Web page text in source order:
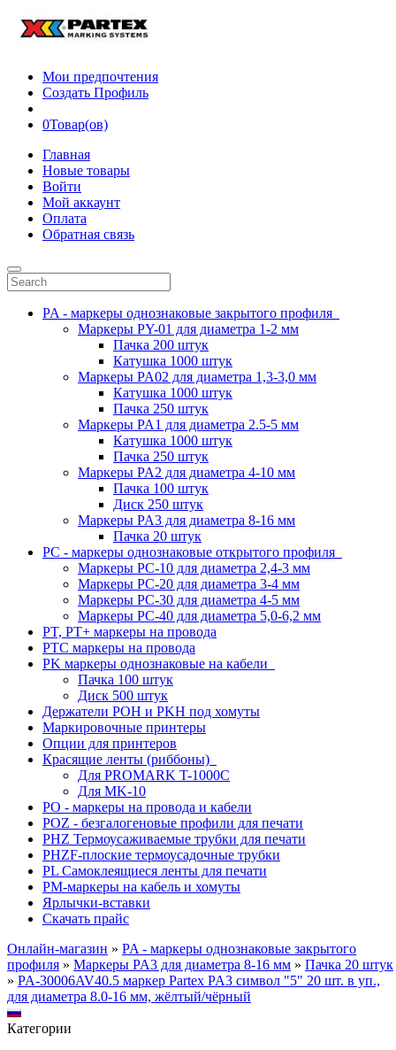
Мои предпочтения
Создать Профиль
0Товар(ов)
Главная
Новые товары
Войти
Мой аккаунт
Оплата
Обратная связь
PA - маркеры однознаковые закрытого профиля
Маркеры PY-01 для диаметра 1-2 мм
Пачка 200 штук
Катушка 1000 штук
Маркеры PA02 для диаметра 1,3-3,0 мм
Катушка 1000 штук
Пачка 250 штук
Маркеры PA1 для диаметра 2.5-5 мм
Катушка 1000 штук
Пачка 250 штук
Маркеры PA2 для диаметра 4-10 мм
Пачка 100 штук
Диск 250 штук
Маркеры PA3 для диаметра 8-16 мм
Пачка 20 штук
PC - маркеры однознаковые открытого профиля
Маркеры PC-10 для диаметра 2,4-3 мм
Маркеры PC-20 для диаметра 3-4 мм
Маркеры PC-30 для диаметра 4-5 мм
Маркеры PC-40 для диаметра 5,0-6,2 мм
PT, PT+ маркеры на провода
PTC маркеры на провода
PK маркеры однознаковые на кабели
Пачка 100 штук
Диск 500 штук
Держатели POH и PKH под хомуты
Маркировочные принтеры
Опции для принтеров
Красящие ленты (риббоны)
Для PROMARK T-1000C
Для MK-10
PO - маркеры на провода и кабели
POZ - безгалогеновые профили для печати
PHZ Термоусаживаемые трубки для печати
PHZF-плоские термоусадочные трубки
PL Самоклеящиеся ленты для печати
PM-маркеры на кабель и хомуты
Ярлычки-вставки
Скачать прайс
Онлайн-магазин » PA - маркеры однознаковые закрытого
профиля » Маркеры PA3 для диаметра 8-16 мм » Пачка 20 штук
» PA-30006AV40.5 маркер Partex PA3 символ "5" 20 шт. в уп.,
для диаметра 8.0-16 мм, жёлтый/чёрный
Категории